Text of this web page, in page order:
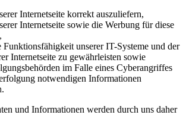
Internetseite korrekt auszuliefern,
Internetseite sowie die Werbung für diese
Funktionsfähigkeit unserer IT-Systeme und der
Internetseite zu gewährleisten sowie
im Falle eines Cyberangriffes
notwendigen Informationen
und Informationen werden durch uns daher